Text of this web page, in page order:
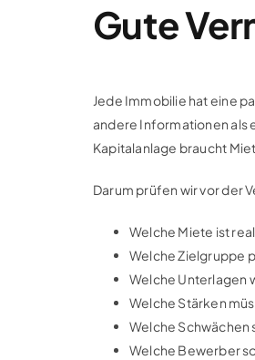
Gute
Jede Immobilie hat eine
andere Informationen als
Kapitalanlage braucht
Darum prüfen wir vor der
Welche Miete ist
Welche Zielgruppe
Welche Unterlagen
Welche Stärken
Welche Schwächen
Welche Bewerber